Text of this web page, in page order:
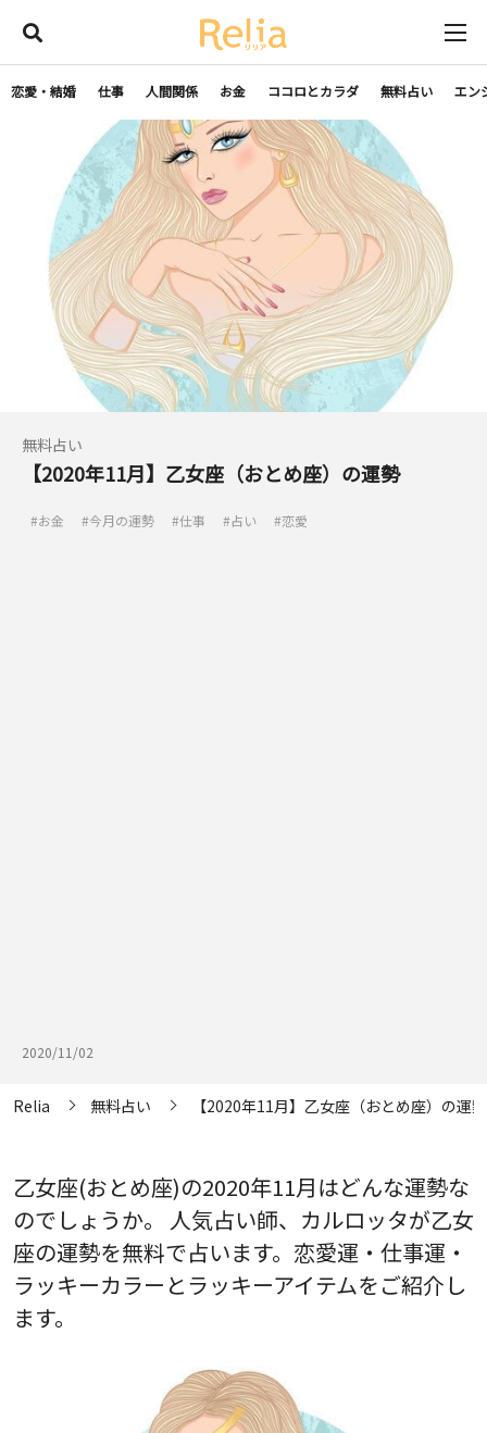
恋愛・結婚 仕事 人間関係 お金 ココロとカラダ 無料占い エン
無料占い
【2020年11月】乙女座（おとめ座）の運勢
お金 今月の運勢 仕事 占い 恋愛
2020/11/02
Relia 無料占い 【2020年11月】乙女座（おとめ座）の運勢
乙女座(おとめ座)の2020年11月はどんな運勢な
のでしょうか。 人気占い師、カルロッタが乙女
座の運勢を無料で占います。恋愛運・仕事運・
ラッキーカラーとラッキーアイテムをご紹介し
ます。